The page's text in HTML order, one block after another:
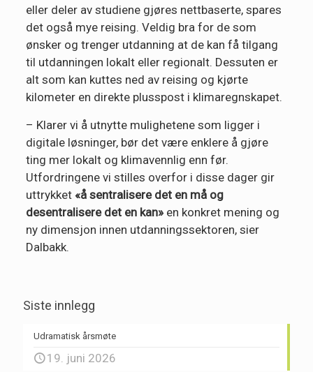
eller deler av studiene gjøres nettbaserte, spares
det også mye reising. Veldig bra for de som
ønsker og trenger utdanning at de kan få tilgang
til utdanningen lokalt eller regionalt. Dessuten er
alt som kan kuttes ned av reising og kjørte
kilometer en direkte plusspost i klimaregnskapet.
– Klarer vi å utnytte mulighetene som ligger i
digitale løsninger, bør det være enklere å gjøre
ting mer lokalt og klimavennlig enn før.
Utfordringene vi stilles overfor i disse dager gir
uttrykket «å sentralisere det en må og
desentralisere det en kan»en konkret mening og
ny dimensjon innen utdanningssektoren, sier
Dalbakk.
Siste innlegg
Udramatisk årsmøte
19. juni 2026